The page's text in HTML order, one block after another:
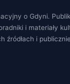
o Gdyni.
i materiały
źródłach i